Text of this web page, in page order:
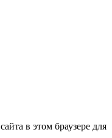
в этом браузере для